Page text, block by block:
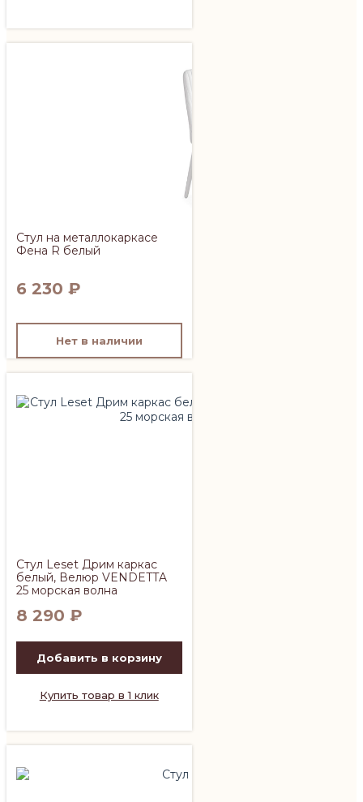
Стул на металлокаркасе
Фена R белый
6 230 ₽
Нет в наличии
Стул Leset Дрим каркас
белый, Велюр VENDETTA
25 морская волна
8 290 ₽
Добавить в корзину
Купить товар в 1 клик